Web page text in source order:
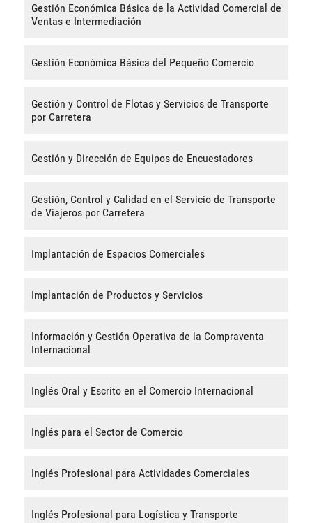
Gestión Económica Básica de la Actividad Comercial de
Ventas e Intermediación
Gestión Económica Básica del Pequeño Comercio
Gestión y Control de Flotas y Servicios de Transporte
por Carretera
Gestión y Dirección de Equipos de Encuestadores
Gestión, Control y Calidad en el Servicio de Transporte
de Viajeros por Carretera
Implantación de Espacios Comerciales
Implantación de Productos y Servicios
Información y Gestión Operativa de la Compraventa
Internacional
Inglés Oral y Escrito en el Comercio Internacional
Inglés para el Sector de Comercio
Inglés Profesional para Actividades Comerciales
Inglés Profesional para Logística y Transporte